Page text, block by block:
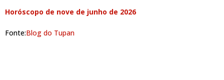
Horóscopo de nove de junho de 2026
Fonte:Blog do Tupan